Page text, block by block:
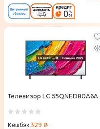
Телевизор LG 55QNED80A6A
Кешбэк329 ₴